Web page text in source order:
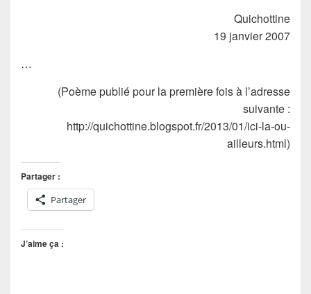
Quichottine
19 janvier 2007
…
(Poème publié pour la première fois à l’adresse
suivante :
http://quichottine.blogspot.fr/2013/01/ici-la-ou-
ailleurs.html)
Partager :
Partager
J’aime ça :